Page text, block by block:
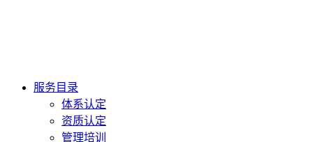
服务目录
体系认定
资质认定
管理培训